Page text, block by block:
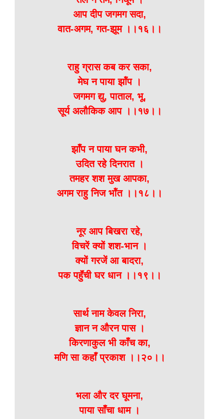
आप दीप जगमग सदा,
वात-अगम, गत-झूम ।।१६।।
राहु ग्रास कब कर सका,
मेघ न पाया झॉंप ।
जगमग द्यु, पाताल, भू,
सूर्य अलौकिक आप ।।१७।।
झाँप न पाया घन कभी,
उदित रहे दिनरात ।
तमहर शश मुख आपका,
अगम राहु निज भॉंत ।।१८।।
नूर आप बिखरा रहे,
विचरें क्यों शश-भान ।
क्यों गरजें आ बादरा,
पक पहुॅंची घर धान ।।१९।।
सार्थ नाम केवल निरा,
ज्ञान न औरन पास ।
किरणाकुल भी काँच का,
मणि सा कहाँ प्रकाश ।।२०।।
भला और दर घूमना,
पाया साँचा धाम ।